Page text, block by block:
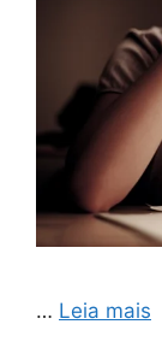
… Leia mais